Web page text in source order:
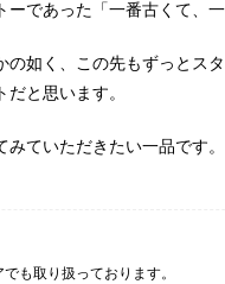
ーであった「一番古くて、一
の如く、この先もずっとス
と思います。
みていただきたい一品です。
も取り扱っております。